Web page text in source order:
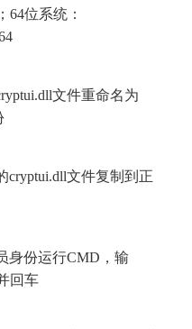
64位系统：
文件重命名为
cryptui.dll文件复制到正
身份运行CMD，输
回车